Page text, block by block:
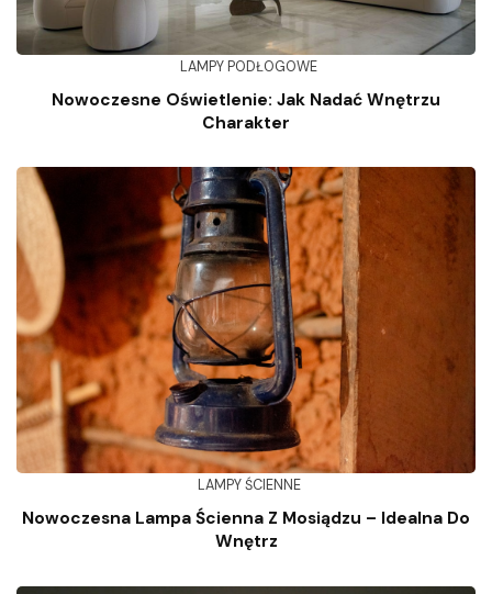
LAMPY PODŁOGOWE
Nowoczesne Oświetlenie: Jak Nadać Wnętrzu
Charakter
LAMPY ŚCIENNE
Nowoczesna Lampa Ścienna Z Mosiądzu – Idealna Do
Wnętrz